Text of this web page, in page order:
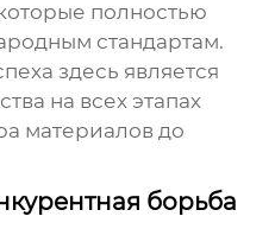
полностью
стандартам.
здесь является
на всех этапах
материалов до
борьба